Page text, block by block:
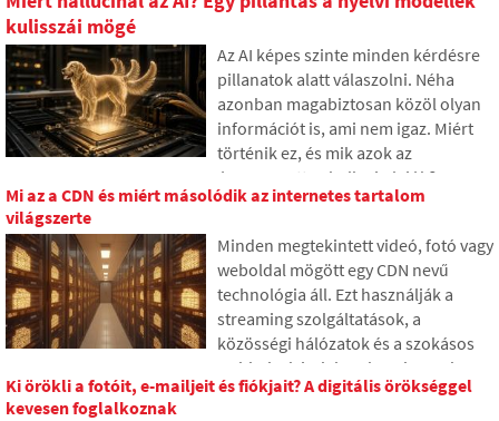
kulisszái mögé
Az AI képes szinte minden kérdésre
pillanatok alatt válaszolni. Néha
azonban magabiztosan közöl olyan
információt is, ami nem igaz. Miért
történik ez, és mik azok az
úgynevezett AI hallucinációk? A
cikkben elmagyarázzuk, hogyan
miért hoznak néha valótlan
válaszokat, és hogyan próbálják a
fejlesztők fokozatosan korlátozni ezt
a problémát.
Mi az a CDN és miért másolódik az internetes tartalom
világszerte
Minden megtekintett videó, fotó vagy
weboldal mögött egy CDN nevű
technológia áll. Ezt használják a
streaming szolgáltatások, a
közösségi hálózatok és a szokásos
webhelyek is, bár sok ember soha
nem hallott róla. A cikkben
Ki örökli a fotóit, e-mailjeit és fiókjait? A digitális örökséggel
kevesen foglalkoznak